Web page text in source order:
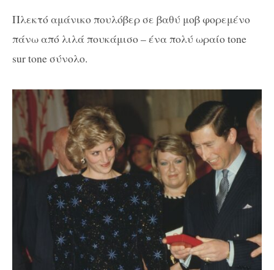
Πλεκτό αμάνικο πουλόβερ σε βαθύ μοβ φορεμένο
πάνω από λιλά πουκάμισο – ένα πολύ ωραίο tone
sur tone σύνολο.